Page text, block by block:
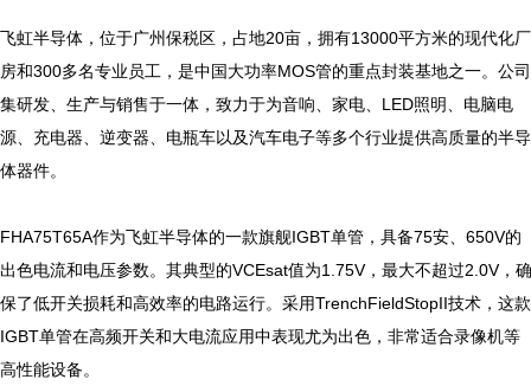
飞虹半导体，位于广州保税区，占地20亩，拥有13000平方米的现代化厂
房和300多名专业员工，是中国大功率MOS管的重点封装基地之一。公司
集研发、生产与销售于一体，致力于为音响、家电、LED照明、电脑电
源、充电器、逆变器、电瓶车以及汽车电子等多个行业提供高质量的半导
体器件。
FHA75T65A作为飞虹半导体的一款旗舰IGBT单管，具备75安、650V的
出色电流和电压参数。其典型的VCEsat值为1.75V，最大不超过2.0V，确
保了低开关损耗和高效率的电路运行。采用TrenchFieldStopII技术，这款
IGBT单管在高频开关和大电流应用中表现尤为出色，非常适合录像机等
高性能设备。